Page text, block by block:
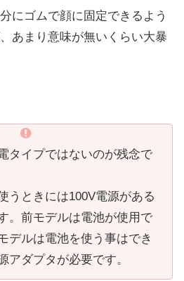
にゴムで顔に固定できるよう
あまり意味が無いくらい大暴
タイプではないのが残念で
うときには100V電源がある
。前モデルは電池が使用で
デルは電池を使う事はでき
アダプタが必要です。